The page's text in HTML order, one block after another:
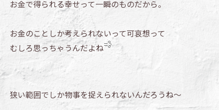
お金で得られる幸せって一瞬のものだから。
お金のことしか考えられないって可哀想って
むしろ思っちゃうんだよね
狭い範囲でしか物事を捉えられないんだろうね～